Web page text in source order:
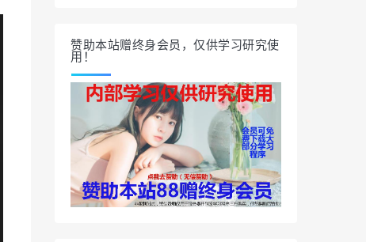
赞助本站赠终身会员，仅供学习研究使
用！